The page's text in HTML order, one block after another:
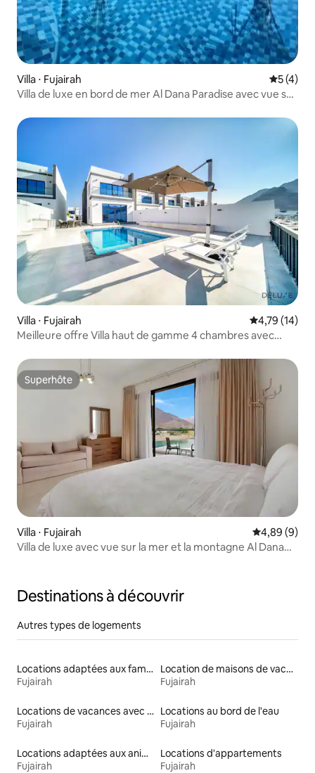
Villa ⋅ Fujairah
5 (4)
Villa de luxe en bord de mer Al Dana Paradise avec vue sur
Villa ⋅ Fujairah Évaluation
4,79 (14)
Meilleure offre Villa haut de gamme 4 chambres avec
Superhôte
Superhôte
Villa ⋅ Fujairah Évaluation
4,89 (9)
Villa de luxe avec vue sur la mer et la montagne Al Dana
Destinations à découvrir
Autres types de logements
Locations adaptées aux familles
Fujairah
Location de maisons de vacances
Fujairah
Locations de vacances avec piscine
Fujairah
Locations au bord de l'eau
Fujairah
Locations adaptées aux animaux
Fujairah
Locations d'appartements
Fujairah